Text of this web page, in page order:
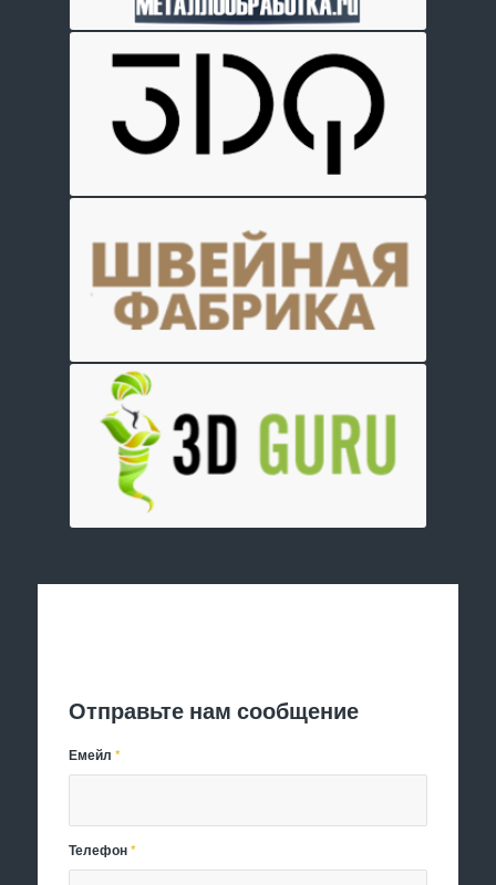
Отправьте нам сообщение
Емейл*
Телефон*